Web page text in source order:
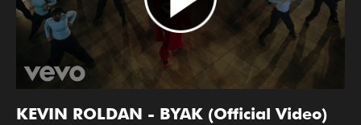
KEVIN ROLDAN - BYAK (Official Video)